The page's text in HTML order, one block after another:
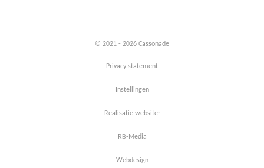
© 2021 - 2026 Cassonade
Privacy statement
Instellingen
Realisatie website:
RB-Media
Webdesign